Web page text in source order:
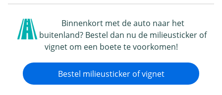
Binnenkort met de auto naar het
buitenland? Bestel dan nu de milieusticker of
vignet om een boete te voorkomen!
Bestel milieusticker of vignet